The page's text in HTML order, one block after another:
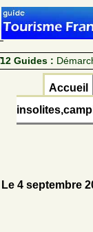
12 Guides :
Accueil
Le 4 septembre